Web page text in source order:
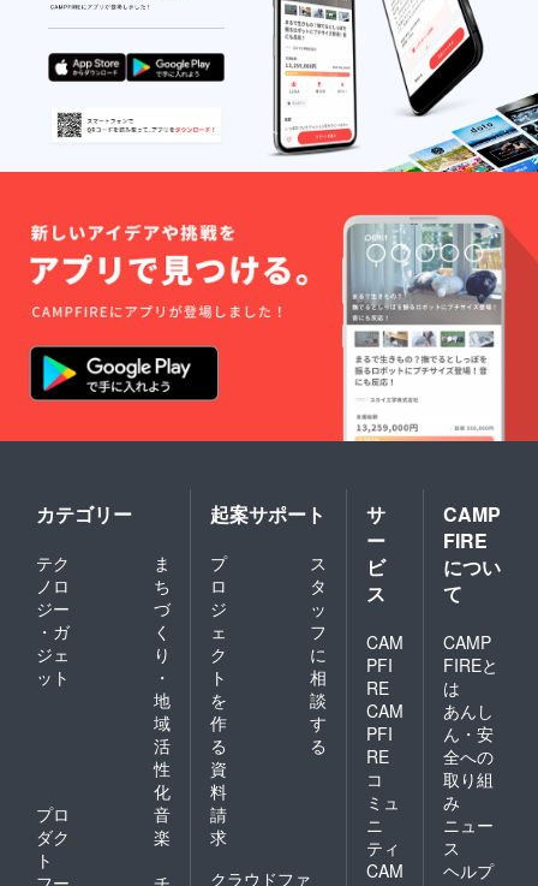
カテゴリー
テク
ノロ
ジー
・ガ
ジェ
ット
ま
ち
づ
く
り
・
地
域
活
性
化
プロ
ダク
ト
音
楽
起案サポート
プ
ロ
ジ
ェ
ク
ト
を
作
る
ス
タ
ッ
フ
に
相
談
す
る
資
料
請
求
クラウドファ
サ
ー
ビ
ス
CAM
PFI
RE
CAM
PFI
RE
コ
ミュ
ニ
ティ
CAM
CAMP
FIRE
につい
て
CAMP
FIREと
は
あんし
ん・安
全への
取り組
み
ニュー
ス
ヘルプ